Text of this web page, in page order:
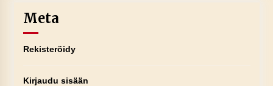
Meta
Rekisteröidy
Kirjaudu sisään